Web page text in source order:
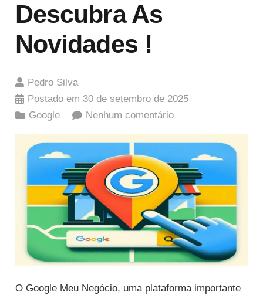
Descubra As
Novidades !
Pedro Silva
Postado em 30 de setembro de 2025
Google
Nenhum comentário
O Google Meu Negócio, uma plataforma importante